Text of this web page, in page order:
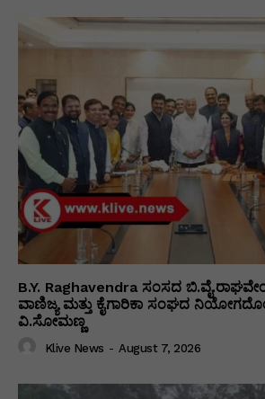
B.Y. Raghavendra ಸಂಸದ
ವಾಣಿಜ್ಯ ಮತ್ತು ಕೈಗಾರಿಕಾ ಸಂಘದ
ವಿ‌.ಸೋಮಣ್ಣ
Klive News - August 7, 2026